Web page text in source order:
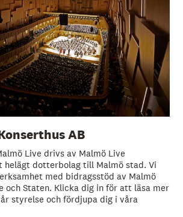
AB
Live drivs av Malmö Live
helägt dotterbolag till Malmö stad. Vi
med bidragsstöd av Malmö
och Staten. Klicka dig in för att läsa mer
styrelse och fördjupa dig i våra